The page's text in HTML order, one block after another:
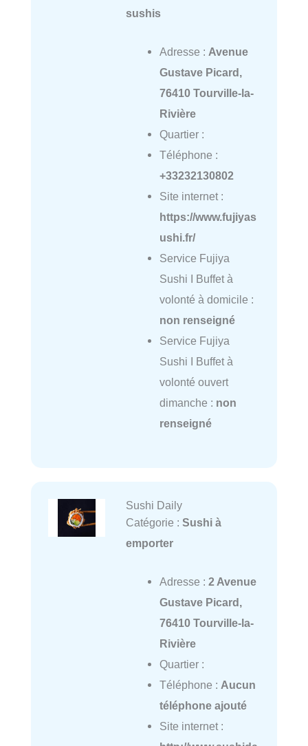
sushis
Adresse : Avenue
Gustave Picard,
76410 Tourville-la-
Rivière
Quartier :
Téléphone :
+33232130802
Site internet :
https://www.fujiyas
ushi.fr/
Service Fujiya
Sushi I Buffet à
volonté à domicile :
non renseigné
Service Fujiya
Sushi I Buffet à
volonté ouvert
dimanche : non
renseigné
Sushi Daily
Catégorie : Sushi à
emporter
Adresse : 2 Avenue
Gustave Picard,
76410 Tourville-la-
Rivière
Quartier :
Téléphone : Aucun
téléphone ajouté
Site internet :